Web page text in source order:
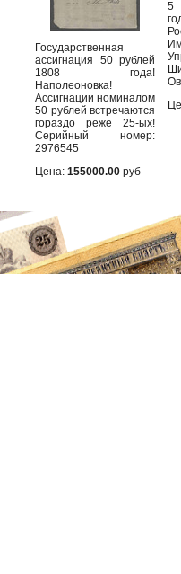
Государственная
ассигнация 50 рублей
1808 года!
Наполеоновка!
Ассигнации номиналом
50 рублей встречаются
гораздо реже 25-ых!
Серийный номер:
2976545
Цена: 155000.00 руб
5